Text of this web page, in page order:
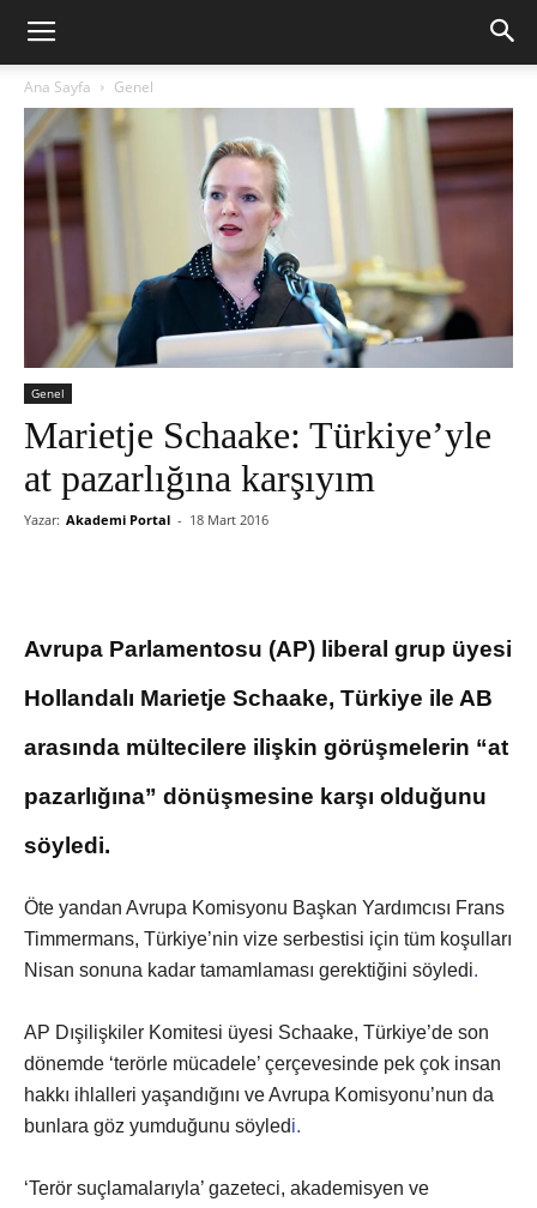
Ana Sayfa Genel
Genel
Marietje Schaake: Türkiye’yle
at pazarlığına karşıyım
Yazar: Akademi Portal - 18 Mart 2016
Avrupa Parlamentosu (AP) liberal grup üyesi
Hollandalı Marietje Schaake, Türkiye ile AB
arasında mültecilere ilişkin görüşmelerin “at
pazarlığına” dönüşmesine karşı olduğunu
söyledi.
Öte yandan Avrupa Komisyonu Başkan Yardımcısı Frans
Timmermans, Türkiye’nin vize serbestisi için tüm koşulları
Nisan sonuna kadar tamamlaması gerektiğini söyledi.
AP Dışilişkiler Komitesi üyesi Schaake, Türkiye’de son
dönemde ‘terörle mücadele’ çerçevesinde pek çok insan
hakkı ihlalleri yaşandığını ve Avrupa Komisyonu’nun da
bunlara göz yumduğunu söyledi.
‘Terör suçlamalarıyla’ gazeteci, akademisyen ve